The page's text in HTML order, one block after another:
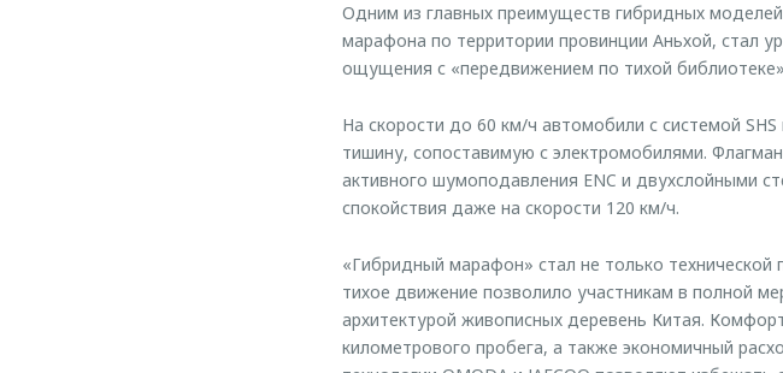
Одним из главных преимуществ гибридных
марафона по территории провинции Аньхой, стал
ощущения с «передвижением по тихой
На скорости до 60 км/ч автомобили с системой
тишину, сопоставимую с электромобилями.
активного шумоподавления ENC и двухслойными
спокойствия даже на скорости 120 км/ч.
«Гибридный марафон» стал не только
тихое движение позволило участникам в полной
архитектурой живописных деревень Китая.
километрового пробега, а также экономичный